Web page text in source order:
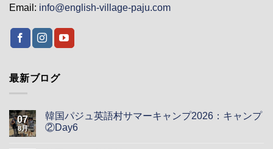
Email: info@english-village-paju.com
最新ブログ
07
8月
韓国パジュ英語村サマーキャンプ2026：キャンプ
②Day6